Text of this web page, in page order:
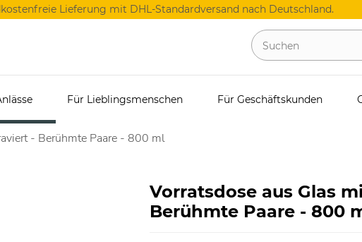
Lieferung mit DHL-Standardversand nach Deutschland.
Für Lieblingsmenschen Für Geschäftskunden
- Berühmte Paare - 800 ml
Vorratsdose aus Glas
Berühmte Paare - 800